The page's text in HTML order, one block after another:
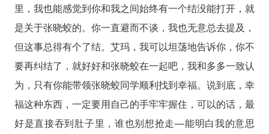
里，我也能感觉到你和我之间始终有一个结没能打开，就
是关于张晓蛟的。你一直避而不谈，我也无意总去提及，
但这事总得有个了结。艾玛，我可以坦荡地告诉你，你不
要再纠结了，就好好和张晓蛟在一起吧，我和多多一致认
为，只有你能带领张晓蛟同学顺利找到幸福。说到底，幸
福这种东西，一定要用自己的手牢牢握住，可以的话，最
好是直接吞到肚子里，谁也别想抢走—能明白我的意思